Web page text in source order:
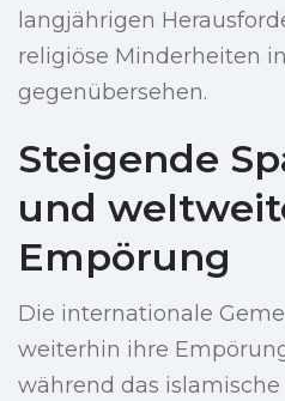
langjährigen
religiöse Minderheiten
gegenübersehen.
Steigende
und
Empörung
Die internationale
weiterhin ihre
während das